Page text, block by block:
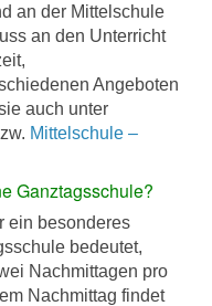
an der Mittelschule
an den Unterricht
Angeboten
auch unter
Mittelschule –
Ganztagsschule?
ein besonderes
bedeutet,
Nachmittagen pro
Nachmittag findet